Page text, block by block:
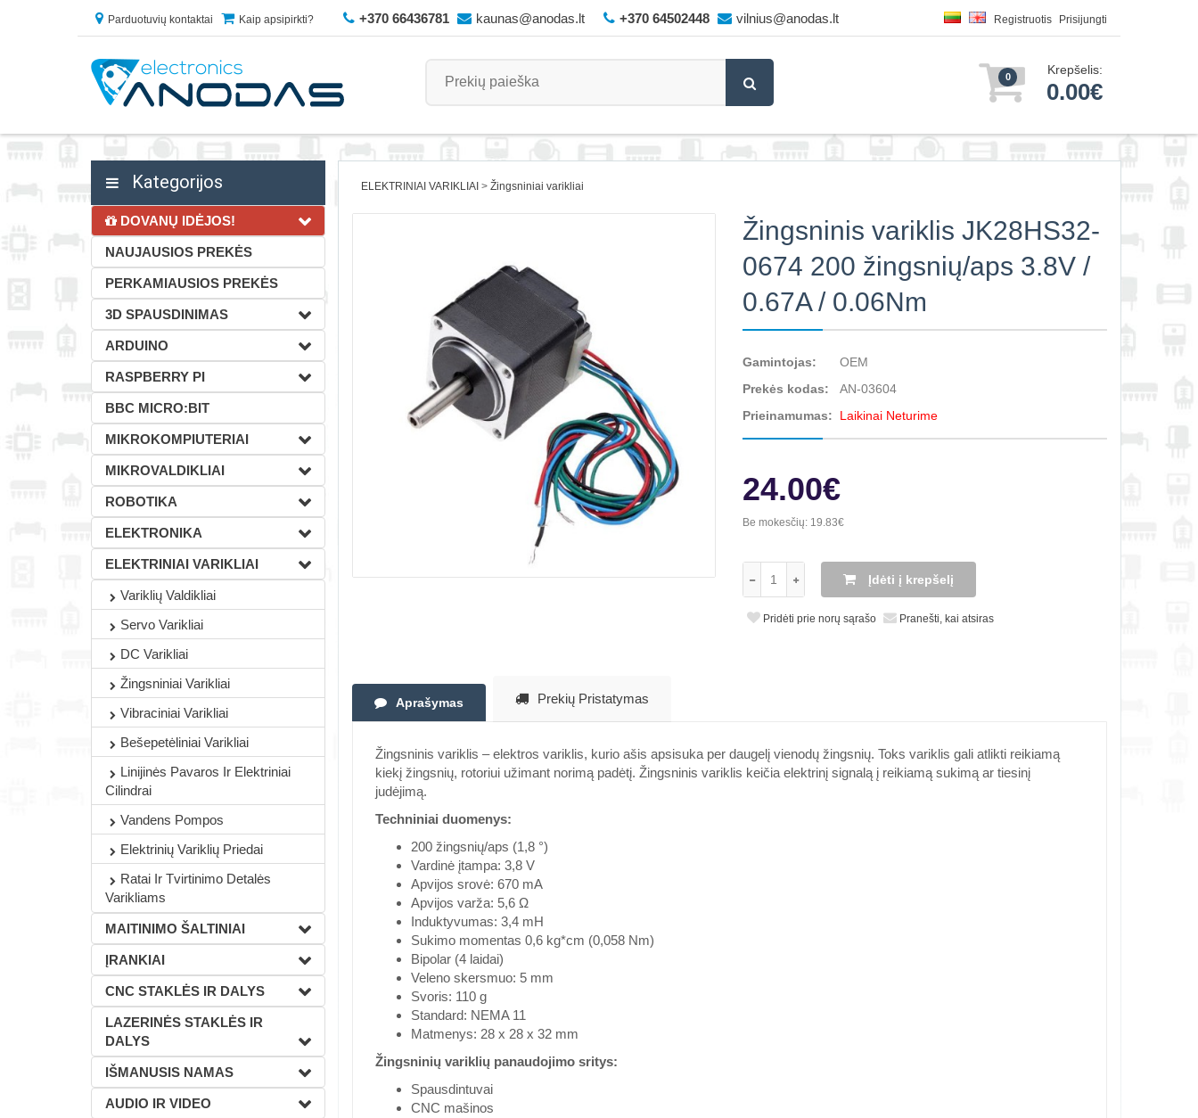
Parduotuvių kontaktai Kaip apsipirkti? +370 66436781 kaunas@anodas.lt +370 64502448 vilnius@anodas.lt Registruotis Prisijungti
0 Krepšelis:
0.00€
Kategorijos
DOVANŲ IDĖJOS!
NAUJAUSIOS PREKĖS
PERKAMIAUSIOS PREKĖS
3D SPAUSDINIMAS
ARDUINO
RASPBERRY PI
BBC MICRO:BIT
MIKROKOMPIUTERIAI
MIKROVALDIKLIAI
ROBOTIKA
ELEKTRONIKA
ELEKTRINIAI VARIKLIAI
Variklių Valdikliai
Servo Varikliai
DC Varikliai
Žingsniniai Varikliai
Vibraciniai Varikliai
Bešepetėliniai Varikliai
Linijinės Pavaros Ir Elektriniai
Cilindrai
Vandens Pompos
Elektrinių Variklių Priedai
Ratai Ir Tvirtinimo Detalės
Varikliams
MAITINIMO ŠALTINIAI
ĮRANKIAI
CNC STAKLĖS IR DALYS
LAZERINĖS STAKLĖS IR
DALYS
IŠMANUSIS NAMAS
AUDIO IR VIDEO
ELEKTRINIAI VARIKLIAI Žingsniniai varikliai
Žingsninis variklis JK28HS32-
0674 200 žingsnių/aps 3.8V /
0.67A / 0.06Nm
Gamintojas:
OEM
Prekės kodas:
AN-03604
Prieinamumas:
Laikinai Neturime
24.00€
Be mokesčių: 19.83€
Įdėti į krepšelį
Pridėti prie norų sąrašo Pranešti, kai atsiras
Aprašymas Prekių Pristatymas
Žingsninis variklis – elektros variklis, kurio ašis apsisuka per daugelį vienodų žingsnių. Toks variklis gali atlikti reikiamą
kiekį žingsnių, rotoriui užimant norimą padėtį. Žingsninis variklis keičia elektrinį signalą į reikiamą sukimą ar tiesinį
judėjimą.
Techniniai duomenys:
200 žingsnių/aps (1,8 °)
Vardinė įtampa: 3,8 V
Apvijos srovė: 670 mA
Apvijos varža: 5,6 Ω
Induktyvumas: 3,4 mH
Sukimo momentas 0,6 kg*cm (0,058 Nm)
Bipolar (4 laidai)
Veleno skersmuo: 5 mm
Svoris: 110 g
Standard: NEMA 11
Matmenys: 28 x 28 x 32 mm
Žingsninių variklių panaudojimo sritys:
Spausdintuvai
CNC mašinos